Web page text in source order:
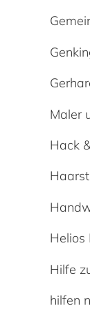
Maler
Hack
Helios
Hilfe
hilfen